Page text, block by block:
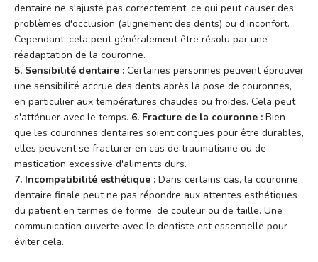
dentaire ne s'ajuste pas correctement, ce qui peut causer des
problèmes d'occlusion (alignement des dents) ou d'inconfort.
Cependant, cela peut généralement être résolu par une
réadaptation de la couronne.
5. Sensibilité dentaire : Certaines personnes peuvent éprouver
une sensibilité accrue des dents après la pose de couronnes,
en particulier aux températures chaudes ou froides. Cela peut
s'atténuer avec le temps. 6. Fracture de la couronne : Bien
que les couronnes dentaires soient conçues pour être durables,
elles peuvent se fracturer en cas de traumatisme ou de
mastication excessive d'aliments durs.
7. Incompatibilité esthétique : Dans certains cas, la couronne
dentaire finale peut ne pas répondre aux attentes esthétiques
du patient en termes de forme, de couleur ou de taille. Une
communication ouverte avec le dentiste est essentielle pour
éviter cela.